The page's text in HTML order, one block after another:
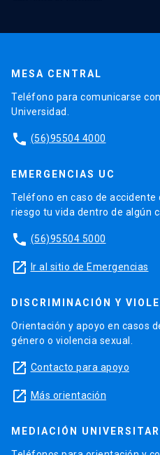
MESA CENTRAL
Teléfono para comunicarse
Universidad.
phone (56)95504 4000
EMERGENCIAS UC
Teléfono en caso de accidente
riesgo tu vida dentro de algún
phone (56)95504 5000
launch Ir al sitio de Emergencias
DISCRIMINACIÓN Y
Orientación y apoyo en casos
género o violencia sexual.
launch Contacto para apoyo
launch Más orientación
MEDIACIÓN